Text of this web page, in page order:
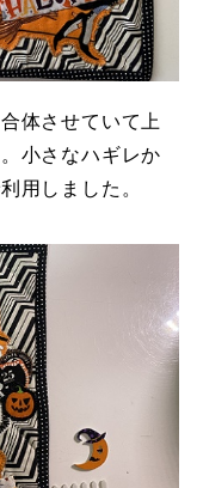
体させていて上
小さなハギレか
用しました。